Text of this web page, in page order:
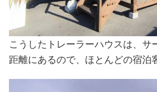
こうしたトレーラーハウスは、サ
距離にあるので、ほとんどの宿泊